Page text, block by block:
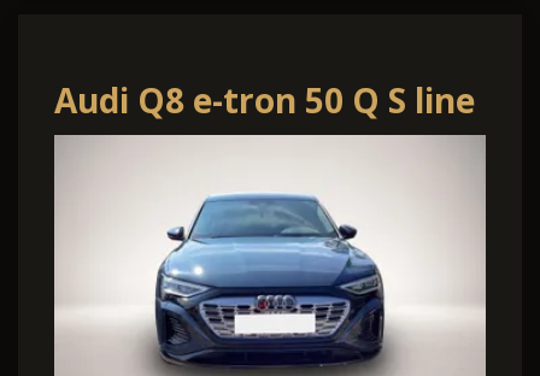
Audi Q8 e-tron 50 Q S line
LED/Luft/ACC/Navi/AHK